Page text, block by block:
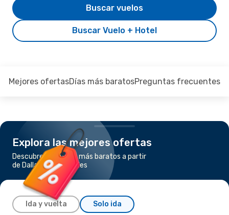
Buscar Vuelo + Hotel
Buscar vuelos
Mejores ofertasDías más baratosPreguntas frecuentes
Explora las mejores ofertas
Descubre los vuelos más baratos a partir
de Dallas a Los Ángeles
Ida y vuelta Solo ida